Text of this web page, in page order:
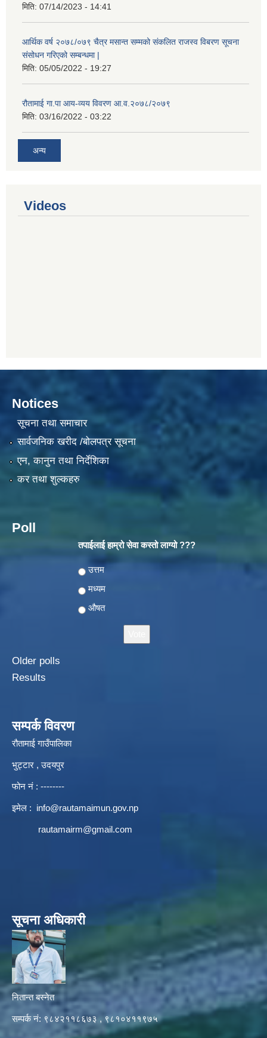
मिति: 07/14/2023 - 14:41
आर्थिक वर्ष २०७८/०७९ चैत्र मसान्त सम्मको संकलित राजस्व विबरण सूचना
संसोधन गरिएको सम्बन्धमा |
मिति: 05/05/2022 - 19:27
रौतामाई गा.पा आय-व्यय विवरण आ.व.२०७८/२०७९
मिति: 03/16/2022 - 03:22
अन्य
Videos
Notices
सूचना तथा समाचार
सार्वजनिक खरीद /बोलपत्र सूचना
एन, कानुन तथा निर्देशिका
कर तथा शुल्कहरु
Poll
तपाईलाई हाम्रो सेवा कस्तो लाग्यो ???
Choices
उत्तम
मध्यम
औषत
Older polls
Results
सम्पर्क विवरण
रौतामाई गाउँपालिका
भुट्टार , उदयपुर
फोन नं : --------
इमेल : info@rautamaimun.gov.np
rautamairm@gmail.com
सूचना अधिकारी
नितान्त बस्नेत
सम्पर्क नं: ९८४२११८६७३ , ९८१०४११९७५